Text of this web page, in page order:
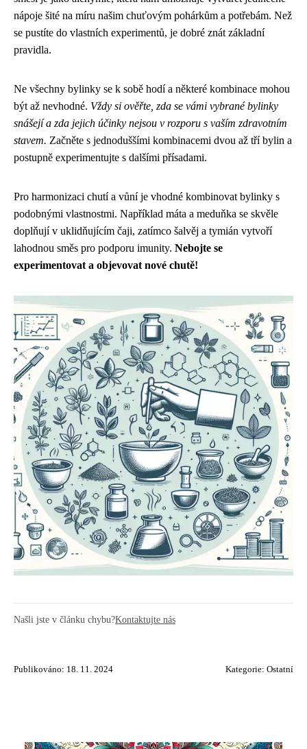
nápoje šité na míru našim chuťovým pohárkům a potřebám. Než
se pustíte do vlastních experimentů, je dobré znát základní
pravidla.
Ne všechny bylinky se k sobě hodí a některé kombinace mohou
být až nevhodné. Vždy si ověřte, zda se vámi vybrané bylinky
snášejí a zda jejich účinky nejsou v rozporu s vaším zdravotním
stavem. Začněte s jednoduššími kombinacemi dvou až tří bylin a
postupně experimentujte s dalšími přísadami.
Pro harmonizaci chutí a vůní je vhodné kombinovat bylinky s
podobnými vlastnostmi. Například máta a meduňka se skvěle
doplňují v uklidňujícím čaji, zatímco šalvěj a tymián vytvoří
lahodnou směs pro podporu imunity. Nebojte se
experimentovat a objevovat nové chutě!
Našli jste v článku chybu?Kontaktujte nás
Publikováno: 18. 11. 2024 Kategorie: Ostatní